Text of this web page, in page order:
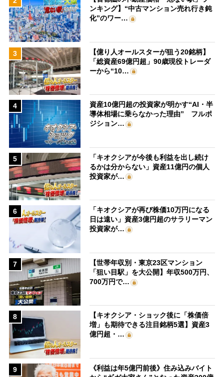
ンキング】“中古マンション売れ行き鈍
化”のワー…
3
【億り人オールスターが狙う20銘柄】
「総資産69億円超」90歳現役トレーダ
ーから“10…
4
資産10億円超の投資家が明かす“AI・半
導体相場に乗らなかった理由” フルポ
ジション…
5
「キオクシアが今後も利益を出し続け
るかは分からない」資産11億円の個人
投資家が…
6
「キオクシアが再び株価10万円になる
日は遠い」資産3億円超のサラリーマン
投資家が…
7
【世帯年収別・東京23区マンション
「狙い目駅」を大公開】年収500万円、
700万円で…
8
【キオクシア・ショック後に「株価倍
増」も期待できる注目銘柄5選】資産3
億円超・…
9
《利益は年5億円前後》住み込みバイト